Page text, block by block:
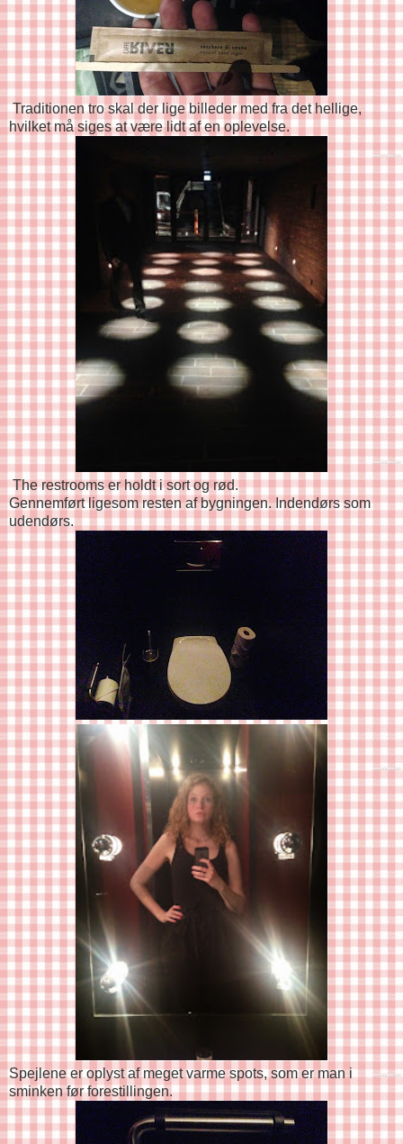
Traditionen tro skal der lige billeder med fra det hellige,
hvilket må siges at være lidt af en oplevelse.
The restrooms er holdt i sort og rød.
Gennemført ligesom resten af bygningen. Indendørs som
udendørs.
Spejlene er oplyst af meget varme spots, som er man i
sminken før forestillingen.